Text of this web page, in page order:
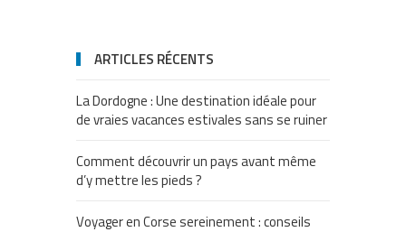
ARTICLES RÉCENTS
La Dordogne : Une destination idéale pour
de vraies vacances estivales sans se ruiner
Comment découvrir un pays avant même
d’y mettre les pieds ?
Voyager en Corse sereinement : conseils